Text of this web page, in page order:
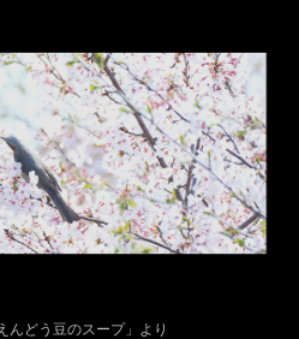
んどう豆のスープ」より